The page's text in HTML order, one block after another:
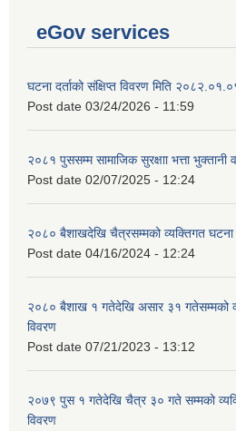
eGov services
घटना दर्ताको संक्षिप्त विवरण मिति
Post date 03/24/2026 - 11:59
२०८१ पुससम्म सामाजिक सुरक्षाा भत्ता भुक्तानी
Post date 02/07/2025 - 12:24
२०८० बैशाखदेखि चैत्रसम्मको व्यक्तिगत घटना
Post date 04/16/2024 - 12:24
२०८० बैशाख १ गतेदेखि असार ३१ गतेसम्मको
विवरण
Post date 07/21/2023 - 13:12
२०७९ पुस १ गतेदेखि चैत्र ३० गते सम्मको
विवरण